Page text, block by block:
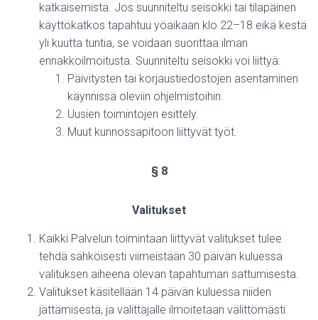
katkaisemista. Jos suunniteltu seisokki tai tilapäinen
käyttökatkos tapahtuu yöaikaan klo 22–18 eikä kestä
yli kuutta tuntia, se voidaan suorittaa ilman
ennakkoilmoitusta. Suunniteltu seisokki voi liittyä:
Päivitysten tai korjaustiedostojen asentaminen
käynnissä oleviin ohjelmistoihin.
Uusien toimintojen esittely.
Muut kunnossapitoon liittyvät työt.
§ 8
Valitukset
Kaikki Palvelun toimintaan liittyvät valitukset tulee
tehdä sähköisesti viimeistään 30 päivän kuluessa
valituksen aiheena olevan tapahtuman sattumisesta.
Valitukset käsitellään 14 päivän kuluessa niiden
jättämisestä, ja valittajalle ilmoitetaan välittömästi